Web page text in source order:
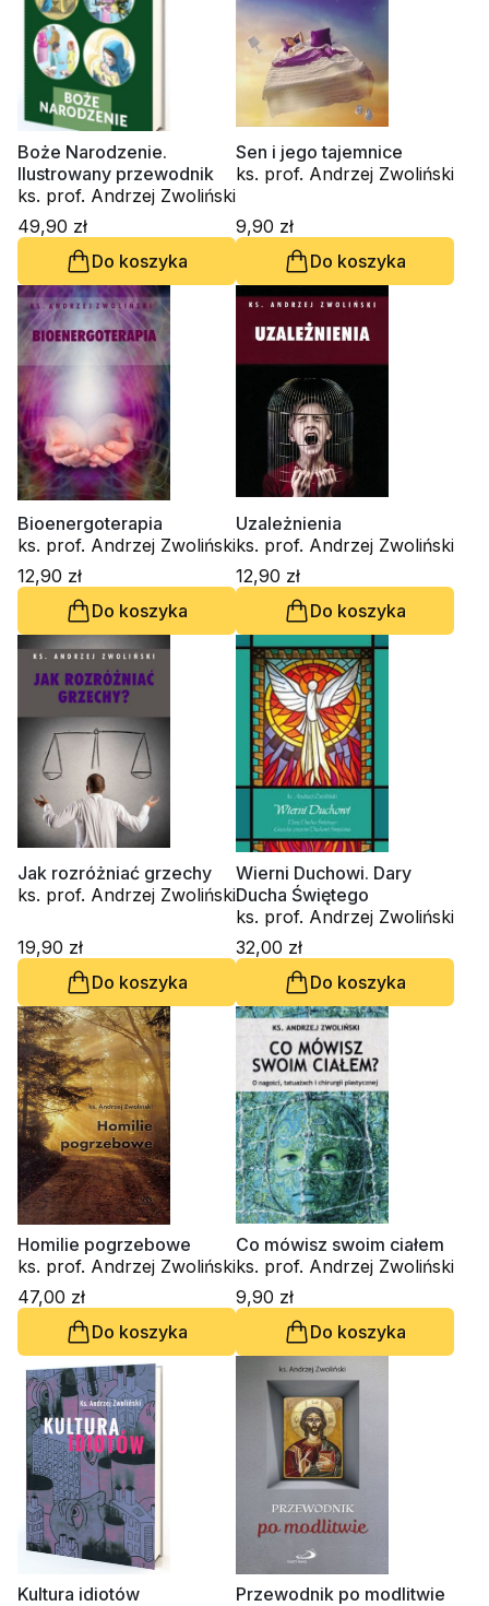
Boże Narodzenie.
Ilustrowany przewodnik
ks. prof. Andrzej Zwoliński
49,90 zł
Do koszyka
Sen i jego tajemnice
ks. prof. Andrzej Zwoliński
9,90 zł
Do koszyka
Bioenergoterapia
ks. prof. Andrzej Zwoliński
12,90 zł
Do koszyka
Uzależnienia
ks. prof. Andrzej Zwoliński
12,90 zł
Do koszyka
Jak rozróżniać grzechy
ks. prof. Andrzej Zwoliński
19,90 zł
Do koszyka
Wierni Duchowi. Dary
Ducha Świętego
ks. prof. Andrzej Zwoliński
32,00 zł
Do koszyka
Homilie pogrzebowe
ks. prof. Andrzej Zwoliński
47,00 zł
Do koszyka
Co mówisz swoim ciałem
ks. prof. Andrzej Zwoliński
9,90 zł
Do koszyka
Kultura idiotów
Przewodnik po modlitwie